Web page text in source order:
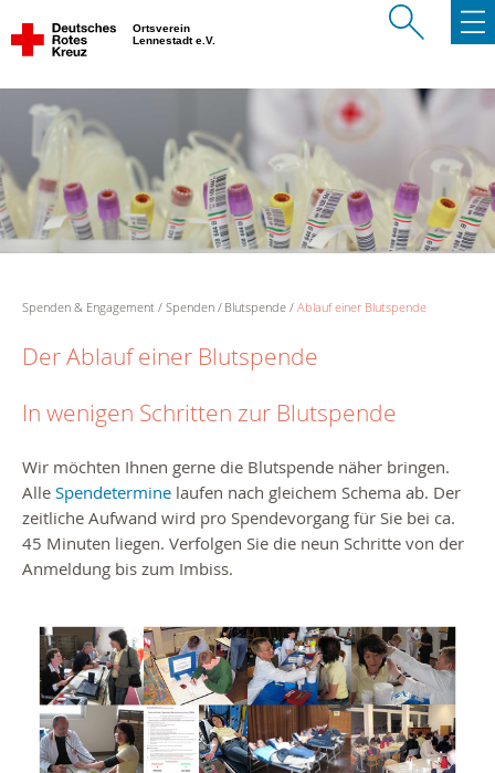
Ortsverein
Lennestadt e.V.
Spenden & Engagement Spenden Blutspende Ablauf einer Blutspende
Der Ablauf einer Blutspende
In wenigen Schritten zur Blutspende
Wir möchten Ihnen gerne die Blutspende näher bringen.
Alle Spendetermine laufen nach gleichem Schema ab. Der
zeitliche Aufwand wird pro Spendevorgang für Sie bei ca.
45 Minuten liegen. Verfolgen Sie die neun Schritte von der
Anmeldung bis zum Imbiss.